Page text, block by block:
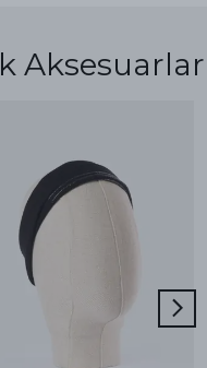
Aksesuarlar